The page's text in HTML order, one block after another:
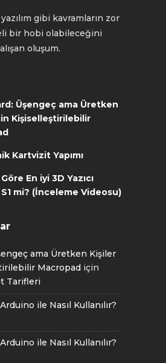
gibi kavramların zor
bir hobi olabileceğini
oluşum.
Üşengeç ama Üretken
Kişiselleştirilebilir
Kartvizit Yapımı
En iyi 3D Yazıcı
mi? (İnceleme Videosu)
ama Üretken Kişiler
Macropad için
Tarifleri
ile Nasıl Kullanılır?
ile Nasıl Kullanılır?